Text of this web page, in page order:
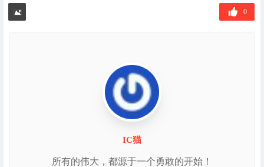
0
IC猫
所有的伟大，都源于一个勇敢的开始！